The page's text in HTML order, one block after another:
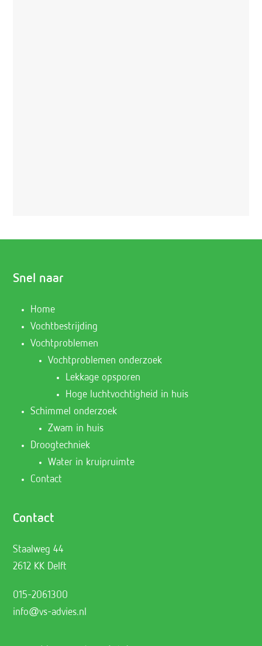
Snel naar
Home
Vochtbestrijding
Vochtproblemen
Vochtproblemen onderzoek
Lekkage opsporen
Hoge luchtvochtigheid in huis
Schimmel onderzoek
Zwam in huis
Droogtechniek
Water in kruipruimte
Contact
Contact
Staalweg 44
2612 KK Delft
015-2061300
info@vs-advies.nl